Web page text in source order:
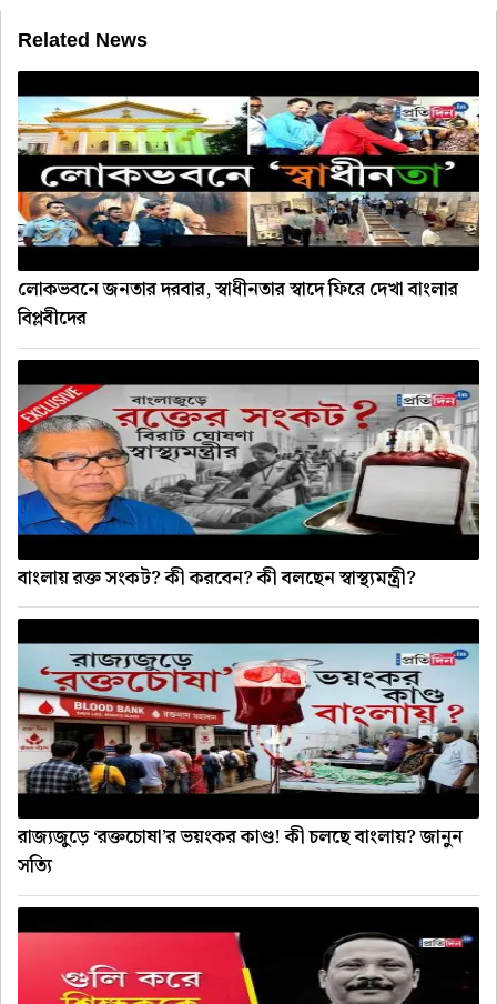
Related News
লোকভবনে জনতার দরবার, স্বাধীনতার স্বাদে ফিরে দেখা বাংলার
বিপ্লবীদের
বাংলায় রক্ত সংকট? কী করবেন? কী বলছেন স্বাস্থ্যমন্ত্রী?
রাজ্যজুড়ে ‘রক্তচোষা’র ভয়ংকর কাণ্ড! কী চলছে বাংলায়? জানুন
সত্যি